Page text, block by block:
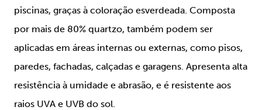
piscinas, graças à coloração esverdeada. Composta
por mais de 80% quartzo, também podem ser
aplicadas em áreas internas ou externas, como pisos,
paredes, fachadas, calçadas e garagens. Apresenta alta
resistência à umidade e abrasão, e é resistente aos
raios UVA e UVB do sol.